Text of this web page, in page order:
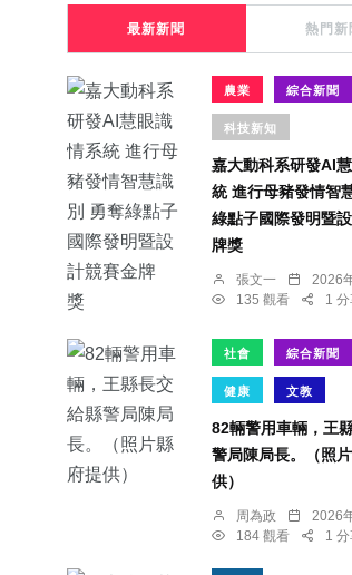
最新新聞 熱門新
農業 綜合新聞
科技新知
嘉大動科系研發AI
統 進行母豬發情智
綠點子國際發明暨
牌獎
張文一
2026
135 觀看
1
社會 綜合新聞
健康 文教
82輛警用車輛，王
警局陳局長。（照
供）
周為政
2026
184 觀看
1